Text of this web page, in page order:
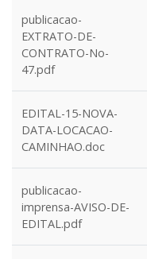
publicacao-
EXTRATO-DE-
CONTRATO-No-
47.pdf
EDITAL-15-NOVA-
DATA-LOCACAO-
CAMINHAO.doc
publicacao-
imprensa-AVISO-DE-
EDITAL.pdf